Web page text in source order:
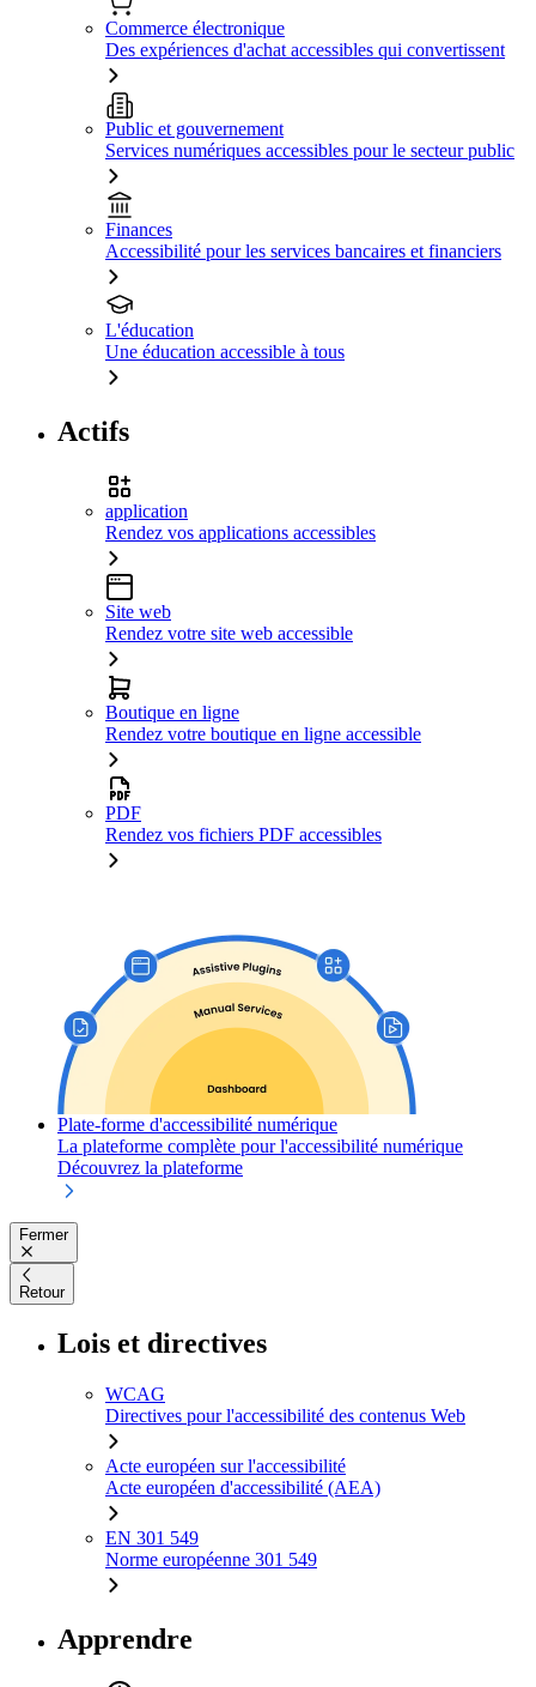
Commerce électronique
Des expériences d'achat accessibles qui convertissent
Public et gouvernement
Services numériques accessibles pour le secteur public
Finances
Accessibilité pour les services bancaires et financiers
L'éducation
Une éducation accessible à tous
Actifs
application
Rendez vos applications accessibles
Site web
Rendez votre site web accessible
Boutique en ligne
Rendez votre boutique en ligne accessible
PDF
Rendez vos fichiers PDF accessibles
Plate-forme d'accessibilité numérique
La plateforme complète pour l'accessibilité numérique
Découvrez la plateforme
Fermer
Retour
Lois et directives
WCAG
Directives pour l'accessibilité des contenus Web
Acte européen sur l'accessibilité
Acte européen d'accessibilité (AEA)
EN 301 549
Norme européenne 301 549
Apprendre